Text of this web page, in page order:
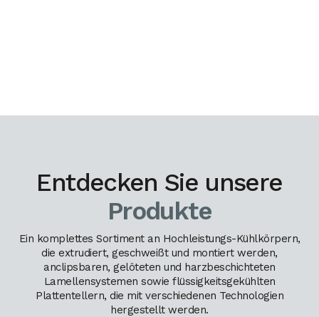
Entdecken Sie unsere
Produkte
Ein komplettes Sortiment an Hochleistungs-Kühlkörpern,
die extrudiert, geschweißt und montiert werden,
anclipsbaren, gelöteten und harzbeschichteten
Lamellensystemen sowie flüssigkeitsgekühlten
Plattentellern, die mit verschiedenen Technologien
hergestellt werden.